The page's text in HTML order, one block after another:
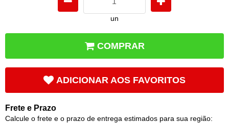
un
COMPRAR
ADICIONAR AOS FAVORITOS
Frete e Prazo
Calcule o frete e o prazo de entrega estimados para sua região: